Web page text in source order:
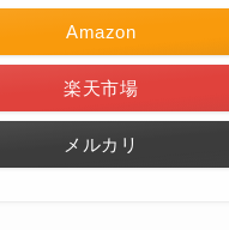
Amazon
楽天市場
メルカリ